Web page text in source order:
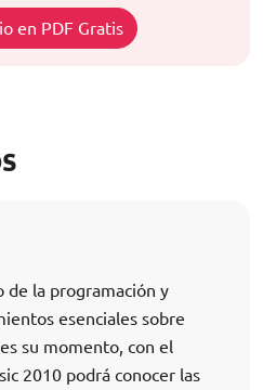
en PDF Gratis
de la programación y
esenciales sobre
su momento, con el
2010 podrá conocer las